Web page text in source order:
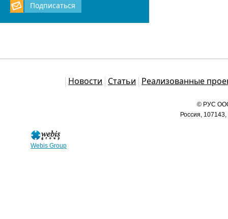
Подписаться
Webis Group
Новости Статьи Реализованные
© РУС ООО
Россия,